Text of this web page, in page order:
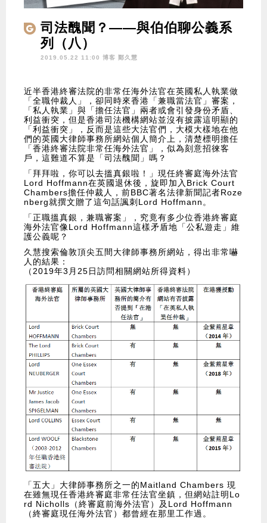
司法醜聞？——與伯伯聊公義系
列（八）
2019.05.22 11:00 博客 鄭久慧
近半香港終審法院的非常任海外法官在英國私人執業做
「全職仲裁人」，卻同時來香港「兼職當法官」審案，
「私人執業」與「擔任法官」兩者或會引發身份矛盾、
利益衝突，但是香港司法機構網站並沒有披露這明顯的
「利益衝突」，反而是這些大法官們，大模大樣地在他
們的英國大律師事務所網站個人簡介上，清楚標明擔任
「香港終審法院非常任海外法官」，似為刻意招徠客
戶，這難道不算是「司法醜聞」嗎？
「拜拜啦，你可以去搵真銀啦！」現任終審庭海外法官
Lord Hoffmann在英國退休後，旋即加入Brick Court
Chambers擔任仲裁人，前BBC著名法律新聞記者Roze
nberg就撰文贈了這句話諷刺Lord Hoffmann。
「正職搵真銀，兼職審案」，究竟有多少位香港終審庭
海外法官像Lord Hoffmann這樣矛盾地「公私遊走」維
護公義呢？
久慧搜索倫敦頂尖五間大律師事務所網站，得出非常嚇
人的結果：
（2019年3月25日訪問相關網站所得資料）
「五大」大律師事務所之一的Maitland Chambers 現
在雖無現任香港終審庭非常任法官坐鎮，但網站註明Lo
rd Nicholls（終審庭前海外法官）及Lord Hoffmann
（終審庭現任海外法官）都曾經在那里工作過。